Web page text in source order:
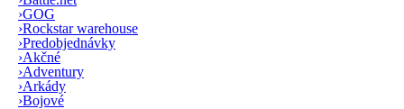
›GOG
›Rockstar warehouse
›Predobjednávky
›Akčné
›Adventury
›Arkády
›Bojové